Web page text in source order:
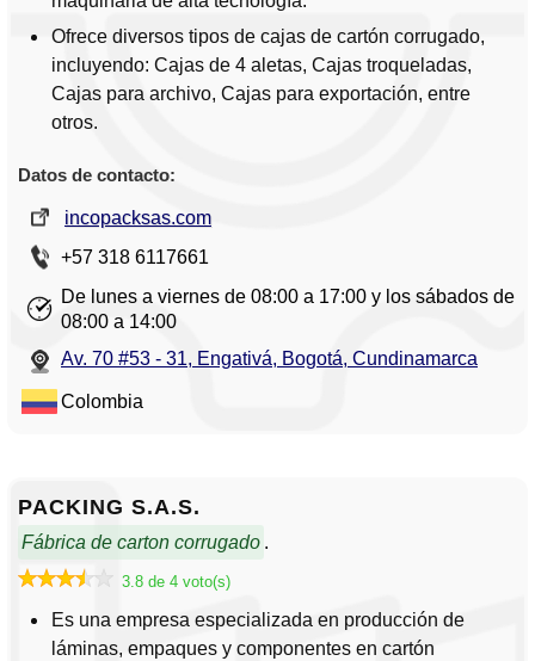
Ofrece diversos tipos de cajas de cartón corrugado,
incluyendo: Cajas de 4 aletas, Cajas troqueladas,
Cajas para archivo, Cajas para exportación, entre
otros.
Datos de contacto:
incopacksas.com
+57 318 6117661
De lunes a viernes de 08:00 a 17:00 y los sábados de
08:00 a 14:00
Av. 70 #53 - 31, Engativá, Bogotá, Cundinamarca
Colombia
PACKING S.A.S.
Fábrica de carton corrugado .
3.8 de 4 voto(s)
Es una empresa especializada en producción de
láminas, empaques y componentes en cartón